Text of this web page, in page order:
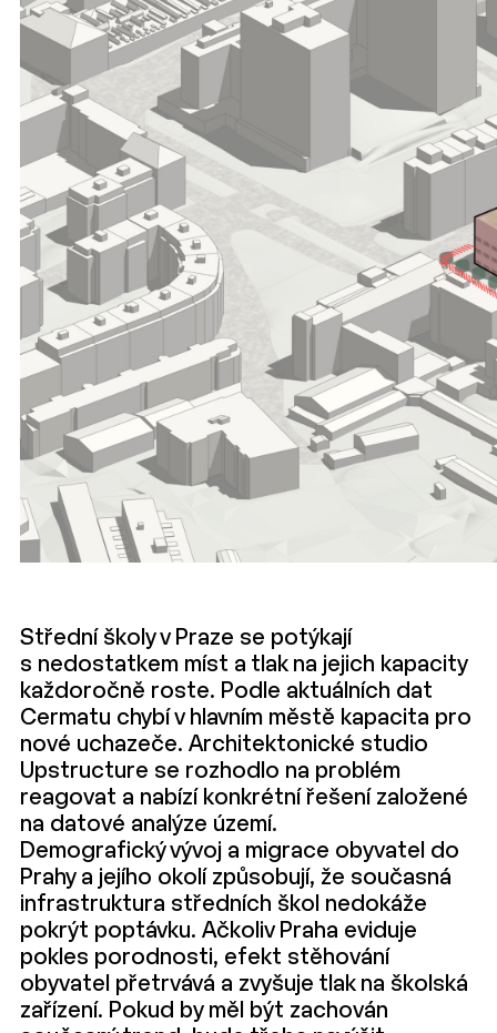
Střední školy v Praze se potýkají
s nedostatkem míst a tlak na jejich kapacity
každoročně roste. Podle aktuálních dat
Cermatu chybí v hlavním městě kapacita pro
nové uchazeče. Architektonické studio
Upstructure se rozhodlo na problém
reagovat a nabízí konkrétní řešení založené
na datové analýze území.
Demografický vývoj a migrace obyvatel do
Prahy a jejího okolí způsobují, že současná
infrastruktura středních škol nedokáže
pokrýt poptávku. Ačkoliv Praha eviduje
pokles porodnosti, efekt stěhování
obyvatel přetrvává a zvyšuje tlak na školská
zařízení. Pokud by měl být zachován